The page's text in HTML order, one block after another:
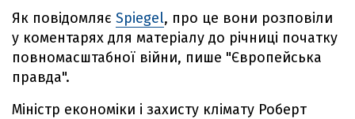
Як повідомляє Spiegel, про це вони розповіли
у коментарях для матеріалу до річниці початку
повномасштабної війни, пише "Європейська
правда".
Міністр економіки і захисту клімату Роберт